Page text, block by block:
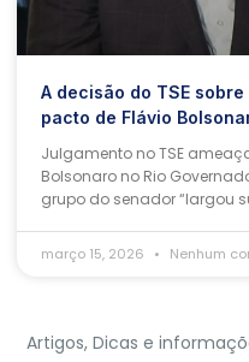
A decisão do TSE
pacto de Flávio
Julgamento no TSE
Bolsonaro no Rio
grupo do senador “largou
março 15, 2026 Nenhum
Artigos, Dicas e